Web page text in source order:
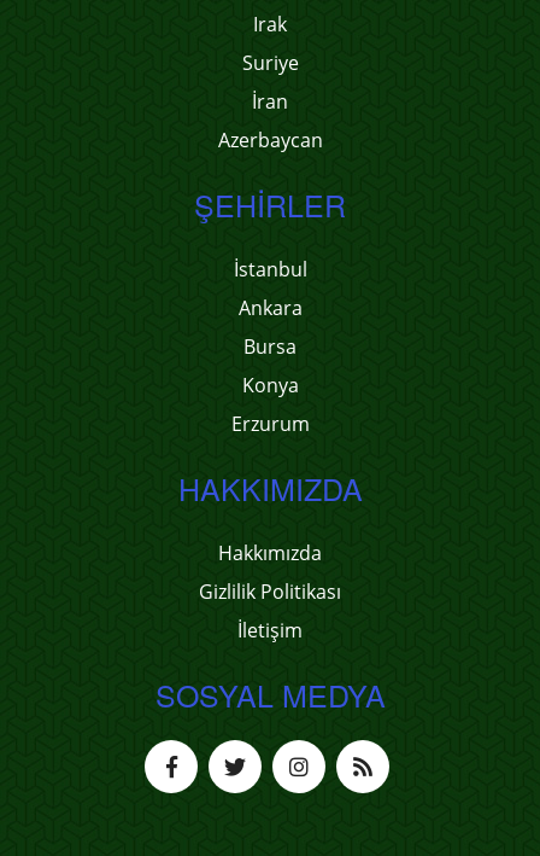
Irak
Suriye
İran
Azerbaycan
ŞEHIRLER
İstanbul
Ankara
Bursa
Konya
Erzurum
HAKKIMIZDA
Hakkımızda
Gizlilik Politikası
İletişim
SOSYAL MEDYA